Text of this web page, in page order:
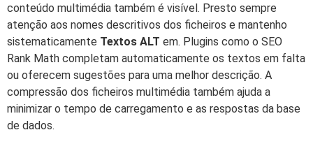
conteúdo multimédia também é visível. Presto sempre
atenção aos nomes descritivos dos ficheiros e mantenho
sistematicamente Textos ALT em. Plugins como o SEO
Rank Math completam automaticamente os textos em falta
ou oferecem sugestões para uma melhor descrição. A
compressão dos ficheiros multimédia também ajuda a
minimizar o tempo de carregamento e as respostas da base
de dados.